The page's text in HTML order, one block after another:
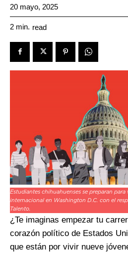
20 mayo, 2025
2 min. read
Estudiantes chihuahuenses se preparan
internacional en Washington D.C. con el
Talento.
¿Te imaginas empezar tu
corazón político de Estados
que están por vivir nueve